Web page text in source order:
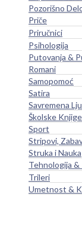
Pozorišno
Priče
Priručnici
Psihologija
Putovanja &
Romani
Samopomoć
Satira
Savremena
Školske
Sport
Stripovi,
Struka i Nauka
Tehnologija &
Trileri
Umetnost &